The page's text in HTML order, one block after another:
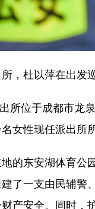
杜以萍在出发巡
位于成都市龙泉
女性现任派出所所
东安湖体育公
了一支由民辅警
产安全。同时，